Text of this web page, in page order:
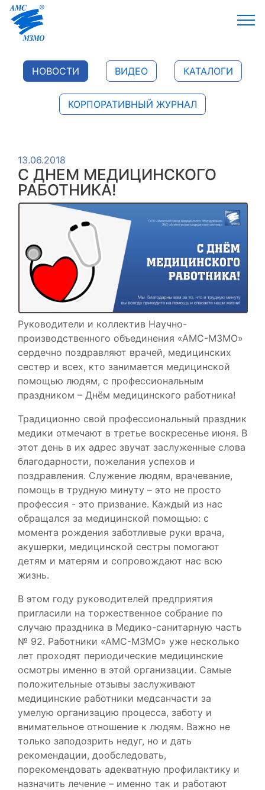
НОВОСТИ ВИДЕО КАТАЛОГИ
КОРПОРАТИВНЫЙ ЖУРНАЛ
13.06.2018
С ДНЕМ МЕДИЦИНСКОГО
РАБОТНИКА!
Руководители и коллектив Научно-
производственного объединения «АМС-МЗМО»
сердечно поздравляют врачей, медицинских
сестер и всех, кто занимается медицинской
помощью людям, с профессиональным
праздником – Днём медицинского работника!
Традиционно свой профессиональный праздник
медики отмечают в третье воскресенье июня. В
этот день в их адрес звучат заслуженные слова
благодарности, пожелания успехов и
поздравления. Служение людям, врачевание,
помощь в трудную минуту – это не просто
профессия - это призвание. Каждый из нас
обращался за медицинской помощью: с
момента рождения заботливые руки врача,
акушерки, медицинской сестры помогают
детям и матерям и сопровождают нас всю
жизнь.
В этом году руководителей предприятия
пригласили на торжественное собрание по
случаю праздника в Медико-санитарную часть
№ 92. Работники «АМС-МЗМО» уже несколько
лет проходят периодические медицинские
осмотры именно в этой организации. Самые
положительные отзывы заслуживают
медицинские работники медсанчасти за
умелую организацию процесса, заботу и
внимательное отношение к людям. Важно не
только заподозрить недуг, но и дать
рекомендации, дообследовать,
порекомендовать адекватную профилактику и
назначить лечение – именно так и работают